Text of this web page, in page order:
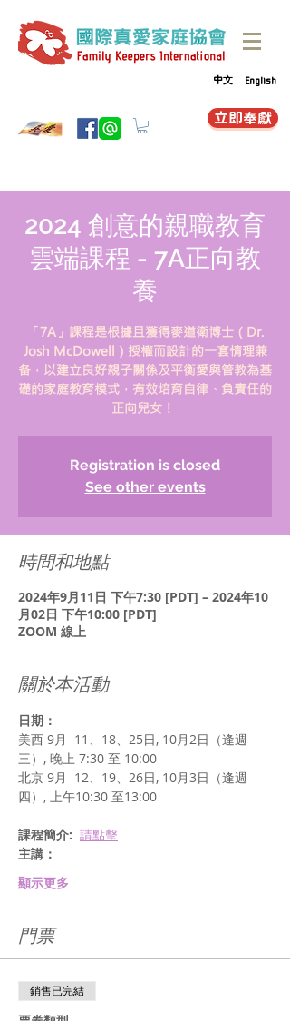
中文 English
立即奉獻
2024 創意的親職教育
雲端課程 - 7A正向教
養
「7A」課程是根據且獲得麥道衛博士（Dr.
Josh McDowell）授權而設計的一套情理兼
备，以建立良好親子關係及平衡愛與管教為基
礎的家庭教育模式，有效培育自律、負責任的
正向兒女！
Registration is closed
See other events
時間和地點
2024年9月11日 下午7:30 [PDT] – 2024年10
月02日 下午10:00 [PDT]
ZOOM 線上
關於本活動
日期：
美西 9月  11、18、25日, 10月2日（逢週
三）, 晚上 7:30 至 10:00
北京 9月  12、19、26日, 10月3日（逢週
四）, 上午10:30 至13:00
課程簡介: 請點擊
主講：
顯示更多
門票
銷售已完結